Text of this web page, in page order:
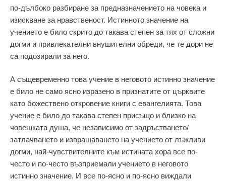
по-дълбоко разбиране за предназначението на човека и
изискване за нравственост. Истинното значение на
учението е било скрито до такава степен за тях от сложни
догми и привлекателни внушителни обреди, че те дори не
са подозирали за него.
А същевременно това учение в неговото истинно значение
е било не само ясно изразено в признатите от църквите
като божествено откровение книги с евангелията. Това
учение е било до такава степен присъщо и близко на
човешката душа, че независимо от задръстването/
затлачването и извращаването на учението от лъжливи
догми, най-чувствителните към истината хора все по-
често и по-често възприемали учението в неговото
истинно значение. И все по-ясно и по-ясно виждали